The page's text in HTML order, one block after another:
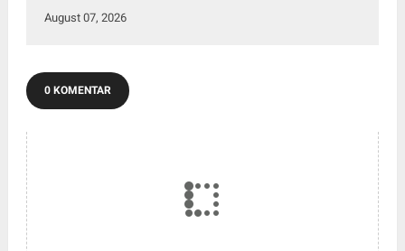
Warga
August 07, 2026
0 KOMENTAR